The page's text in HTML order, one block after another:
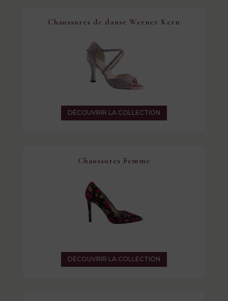
Chaussures de danse Werner Kern
DÉCOUVRIR LA COLLECTION
Chaussures Femme
DÉCOUVRIR LA COLLECTION